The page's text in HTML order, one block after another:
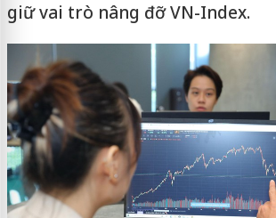
giữ vai trò nâng đỡ VN-Index.